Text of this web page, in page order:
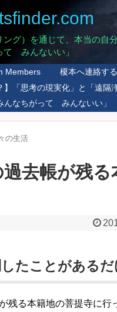
ング）を通じて、本当の
て みんないい」
Members
榎本へ連絡す
】「思考の現実化」と「遠隔
んなちがって みんないい」
の生活
去帳が残
たことがある
残る本籍地の菩提寺に行